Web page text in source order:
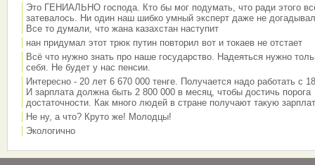
Это ГЕНИАЛЬНО господа. Кто бы мог подумать, что ради этого
затевалось. Ни один наш шибко умный эксперт даже не
Все то думали, что жана казахстан наступит
нан придумал этот трюк путин повторил вот и токаев не отстает
Всё что нужно знать про наше государство. Надеяться нужно
себя. Не будет у нас пенсии.
Интересно - 20 лет 6 670 000 тенге. Получается надо работать с
И зарплата должна быть 2 800 000 в месяц, чтобы достичь порога
достаточности. Как много людей в стране получают такую
Не ну, а что? Круто же! Молодцы!
Экологично